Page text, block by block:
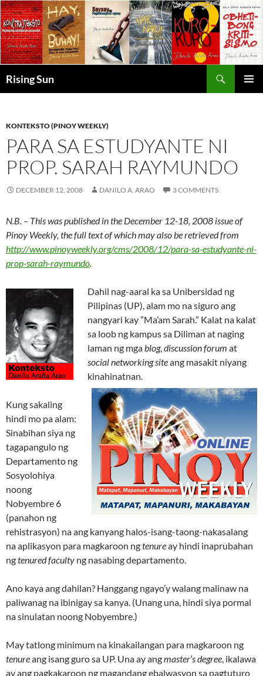
Skip
to
content
Rising Sun
KONTEKSTO (PINOY WEEKLY)
PARA SA ESTUDYANTE NI
PROP. SARAH RAYMUNDO
DECEMBER 12, 2008 DANILO A. ARAO 3 COMMENTS
N.B. – This was published in the December 12-18, 2008 issue of
Pinoy Weekly, the full text of which may also be retrieved from
http://www.pinoyweekly.org/cms/2008/12/para-sa-estudyante-ni-
prop-sarah-raymundo.
Dahil nag-aaral ka sa Unibersidad ng
Pilipinas (UP), alam mo na siguro ang
nangyari kay ”Ma’am Sarah.” Kalat na kalat
sa loob ng kampus sa Diliman at naging
laman ng mgablog,discussion forum at
social networking siteang masakit niyang
kinahinatnan.
Kung sakaling
hindi mo pa alam:
Sinabihan siya ng
tagapangulo ng
Departamento ng
Sosyolohiya
noong
Nobyembre 6
(panahon ng
rehistrasyon) na ang kanyang halos-isang-taong-nakasalang
na aplikasyon para magkaroon ngtenureay hindi inaprubahan
ngtenured faculty ng nasabing departamento.
Ano kaya ang dahilan? Hanggang ngayo’y walang malinaw na
paliwanag na ibinigay sa kanya. (Unang una, hindi siya pormal
na sinulatan noong Nobyembre.)
May tatlong minimum na kinakailangan para magkaroon ng
tenureang isang guro sa UP. Una ay angmaster’s degree, ikalawa
ay ang pagkakaroon ng magandang ebalwasyon sa pagtuturo